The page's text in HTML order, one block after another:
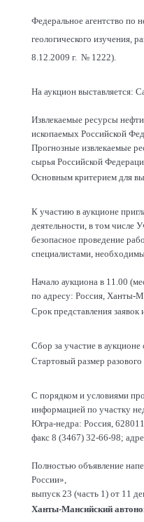
Федеральное агентство по
геологического изучения,
8.12.2009 г. № 1222).
На аукцион выставляется:
Извлекаемые ресурсы
ископаемых Российской
Прогнозные извлекаемые
сырья Российской
Основным критерием для
К участию в аукционе
деятельности, в том числе
безопасное проведение
специалистами,
Начало аукциона в 11.00
по адресу: Россия, Ханты-
Срок представления заявок
Сбор за участие в аукционе
Стартовый размер
С порядком и условиями
информацией по участку
Югра-недра: Россия,
факс 8 (3467) 32-66-98;
Полностью объявление
России»,
выпуск 23 (часть 1) от 11
Ханты-Мансийский